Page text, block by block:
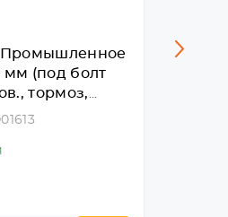
Промышленное
мм (под болт
тормоз,
роликоподш.)
SCh